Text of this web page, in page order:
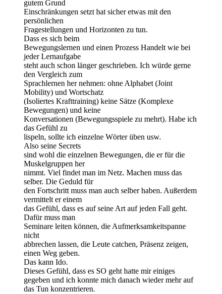
gutem Grund
Einschränkungen setzt hat sicher etwas mit den
persönlichen
Fragestellungen und Horizonten zu tun.
Dass es sich beim
Bewegungslernen und einen Prozess Handelt wie bei
jeder Lernaufgabe
steht auch schon länger geschrieben. Ich würde gerne
den Vergleich zum
Sprachlernen her nehmen: ohne Alphabet (Joint
Mobility) und Wortschatz
(Isoliertes Krafttraining) keine Sätze (Komplexe
Bewegungen) und keine
Konversationen (Bewegungsspiele zu mehrt). Habe ich
das Gefühl zu
lispeln, sollte ich einzelne Wörter üben usw.
Also seine Secrets
sind wohl die einzelnen Bewegungen, die er für die
Muskelgruppen her
nimmt. Viel findet man im Netz. Machen muss das
selber. Die Geduld für
den Fortschritt muss man auch selber haben. Außerdem
vermittelt er einem
das Gefühl, dass es auf seine Art auf jeden Fall geht.
Dafür muss man
Seminare leiten können, die Aufmerksamkeitspanne
nicht
abbrechen lassen, die Leute catchen, Präsenz zeigen,
einen Weg geben.
Das kann Ido.
Dieses Gefühl, dass es SO geht hatte mir einiges
gegeben und ich konnte mich danach wieder mehr auf
das Tun konzentrieren.